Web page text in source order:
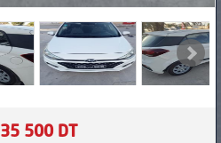
35 500 DT